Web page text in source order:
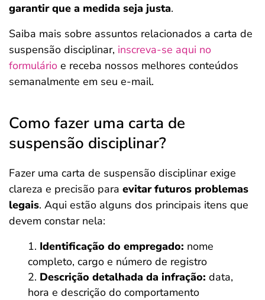
garantir que a medida seja justa.
Saiba mais sobre assuntos relacionados a carta de
suspensão disciplinar, inscreva-se aqui no
formulário e receba nossos melhores conteúdos
semanalmente em seu e-mail.
Como fazer uma carta de
suspensão disciplinar?
Fazer uma carta de suspensão disciplinar exige
clareza e precisão para evitar futuros problemas
legais. Aqui estão alguns dos principais itens que
devem constar nela:
Identificação do empregado: nome
completo, cargo e número de registro
Descrição detalhada da infração: data,
hora e descrição do comportamento